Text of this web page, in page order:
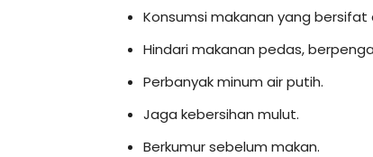
Konsumsi makanan yang
Hindari makanan pedas,
Perbanyak minum air putih.
Jaga kebersihan mulut.
Berkumur sebelum makan.